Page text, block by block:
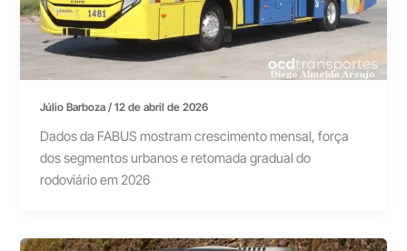
Júlio Barboza/12 de abril de 2026
Dados da FABUS mostram crescimento mensal, força
dos segmentos urbanos e retomada gradual do
rodoviário em 2026